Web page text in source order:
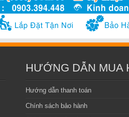
HƯỚNG DẪN MUA
Hướng dẫn thanh toán
Chính sách bảo hành